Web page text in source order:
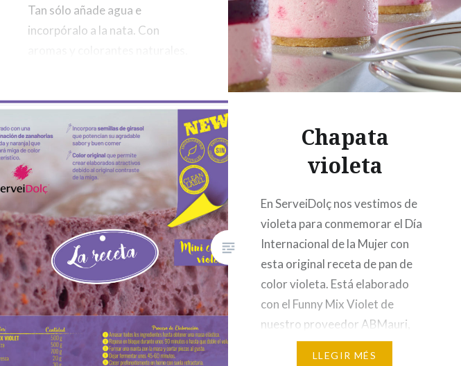
Tan sólo añade agua e
incorpóralo a la nata. Con
Chapata
violeta
En ServeiDolç nos vestimos de
violeta para conmemorar el Día
Internacional de la Mujer con
esta original receta de pan de
color violeta. Está elaborado
con el Funny Mix Violet de
nuestro proveedor ABMauri,
hecho con una combinación de
LLEGIR MÉS